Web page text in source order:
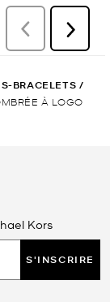
BRACELETS /
À LOGO
Kors
S'INSCRIRE